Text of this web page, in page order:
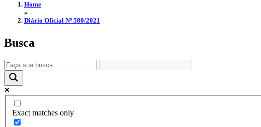
Home
»
Diário Oficial Nº 580/2021
Busca
Exact matches only